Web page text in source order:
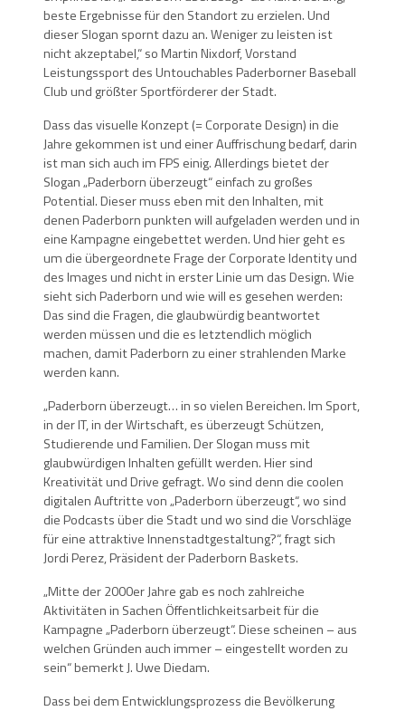
beste Ergebnisse für den Standort zu erzielen. Und
dieser Slogan spornt dazu an. Weniger zu leisten ist
nicht akzeptabel,“ so Martin Nixdorf, Vorstand
Leistungssport des Untouchables Paderborner Baseball
Club und größter Sportförderer der Stadt.
Dass das visuelle Konzept (= Corporate Design) in die
Jahre gekommen ist und einer Auffrischung bedarf, darin
ist man sich auch im FPS einig. Allerdings bietet der
Slogan „Paderborn überzeugt“ einfach zu großes
Potential. Dieser muss eben mit den Inhalten, mit
denen Paderborn punkten will aufgeladen werden und in
eine Kampagne eingebettet werden. Und hier geht es
um die übergeordnete Frage der Corporate Identity und
des Images und nicht in erster Linie um das Design. Wie
sieht sich Paderborn und wie will es gesehen werden:
Das sind die Fragen, die glaubwürdig beantwortet
werden müssen und die es letztendlich möglich
machen, damit Paderborn zu einer strahlenden Marke
werden kann.
„Paderborn überzeugt… in so vielen Bereichen. Im Sport,
in der IT, in der Wirtschaft, es überzeugt Schützen,
Studierende und Familien. Der Slogan muss mit
glaubwürdigen Inhalten gefüllt werden. Hier sind
Kreativität und Drive gefragt. Wo sind denn die coolen
digitalen Auftritte von „Paderborn überzeugt“, wo sind
die Podcasts über die Stadt und wo sind die Vorschläge
für eine attraktive Innenstadtgestaltung?“, fragt sich
Jordi Perez, Präsident der Paderborn Baskets.
„Mitte der 2000er Jahre gab es noch zahlreiche
Aktivitäten in Sachen Öffentlichkeitsarbeit für die
Kampagne „Paderborn überzeugt“. Diese scheinen – aus
welchen Gründen auch immer – eingestellt worden zu
sein“ bemerkt J. Uwe Diedam.
Dass bei dem Entwicklungsprozess die Bevölkerung